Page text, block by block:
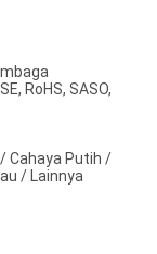
RoHS, SASO,
Cahaya Putih /
/ Lainnya